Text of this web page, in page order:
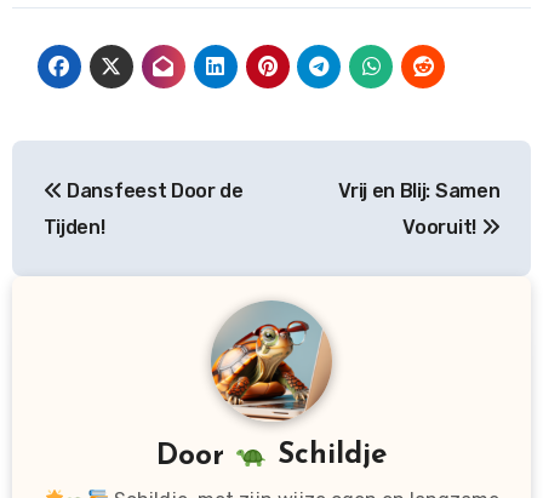
navigatie
Dansfeest Door de
Tijden!
Vrij en Blij: Samen
Vooruit!
Door Schildje